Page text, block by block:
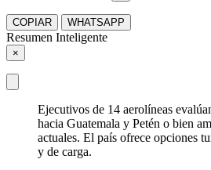
COPIAR WHATSAPP
Resumen Inteligente
×
Ejecutivos de 14 aerolíneas
hacia Guatemala y Petén o bien
actuales. El país ofrece opciones
y de carga.